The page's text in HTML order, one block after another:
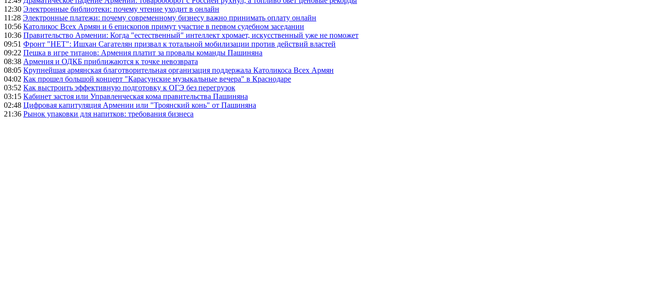
12:30 Электронные библиотеки: почему чтение уходит в онлайн
11:28 Электронные платежи: почему современному бизнесу важно принимать оплату онлайн
10:56 Католикос Всех Армян и 6 епископов примут участие в первом судебном заседании
10:36 Правительство Армении: Когда "естественный" интеллект хромает, искусственный уже не поможет
09:51 Фронт "НЕТ": Ишхан Сагателян призвал к тотальной мобилизации против действий властей
09:22 Пешка в игре титанов: Армения платит за провалы команды Пашиняна
08:38 Армения и ОДКБ приближаются к точке невозврата
08:05 Крупнейшая армянская благотворительная организация поддержала Католикоса Всех Армян
04:02 Как прошел большой концерт "Карасунские музыкальные вечера" в Краснодаре
03:52 Как выстроить эффективную подготовку к ОГЭ без перегрузок
03:15 Кабинет застоя или Управленческая кома правительства Пашиняна
02:48 Цифровая капитуляция Армении или "Троянский конь" от Пашиняна
21:36 Рынок упаковки для напитков: требования бизнеса